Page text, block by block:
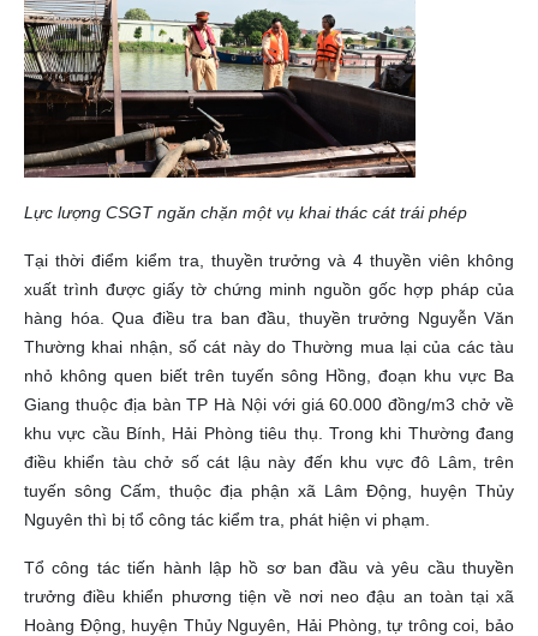
Lực lượng CSGT ngăn chặn một vụ khai thác cát trái phép
Tại thời điểm kiểm tra, thuyền trưởng và 4 thuyền viên không
xuất trình được giấy tờ chứng minh nguồn gốc hợp pháp của
hàng hóa. Qua điều tra ban đầu, thuyền trưởng Nguyễn Văn
Thường khai nhận, số cát này do Thường mua lại của các tàu
nhỏ không quen biết trên tuyến sông Hồng, đoạn khu vực Ba
Giang thuộc địa bàn TP Hà Nội với giá 60.000 đồng/m3 chở về
khu vực cầu Bính, Hải Phòng tiêu thụ. Trong khi Thường đang
điều khiển tàu chở số cát lậu này đến khu vực đô Lâm, trên
tuyến sông Cấm, thuộc địa phận xã Lâm Động, huyện Thủy
Nguyên thì bị tổ công tác kiểm tra, phát hiện vi phạm.
Tổ công tác tiến hành lập hồ sơ ban đầu và yêu cầu thuyền
trưởng điều khiển phương tiện về nơi neo đậu an toàn tại xã
Hoàng Động, huyện Thủy Nguyên, Hải Phòng, tự trông coi, bảo